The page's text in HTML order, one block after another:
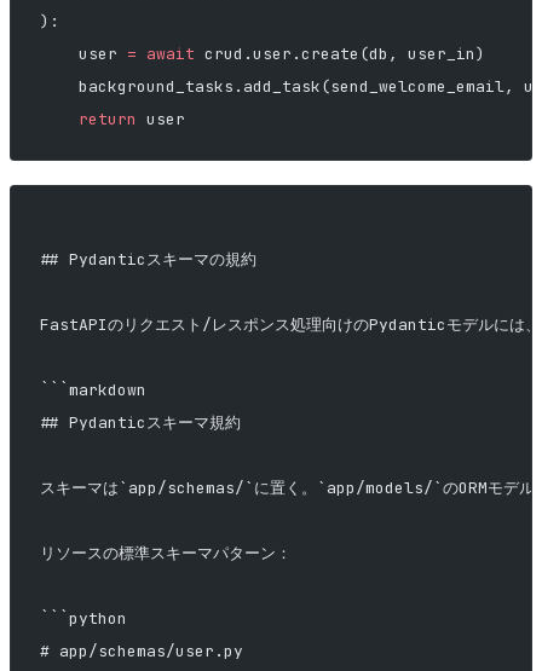
):
    user
= await crud.user.create(db, user_in)
background_tasks.add_task(send_welcome_email,
    return
user
## Pydanticスキーマの規約
FastAPIのリクエスト/レスポンス処理向けのPydanticモデルには、
```markdown
## Pydanticスキーマ規約
スキーマは`app/schemas/`に置く。`app/models/`のORMモデル
リソースの標準スキーマパターン：
```python
# app/schemas/user.py